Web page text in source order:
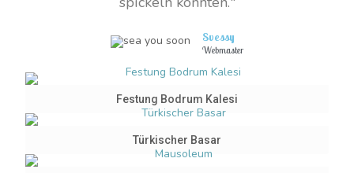
Svessy
Webmaster
Festung Bodrum Kalesi
Türkischer Basar